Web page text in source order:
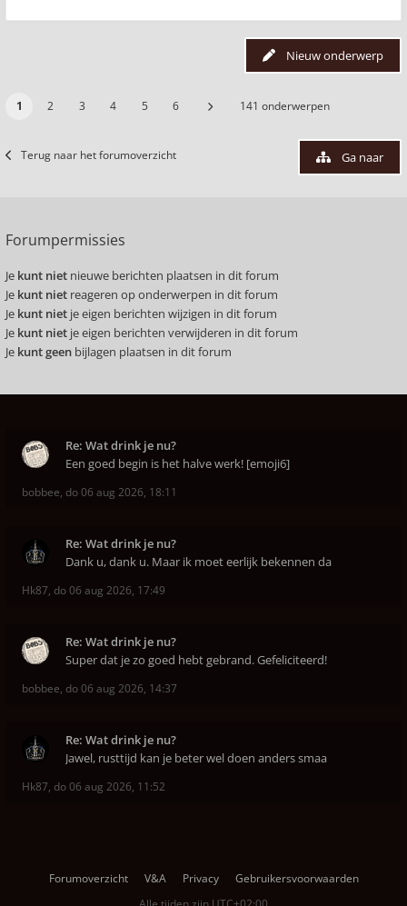
Nieuw onderwerp
1 2 3 4 5 6 141 onderwerpen
Terug naar het forumoverzicht Ga naar
Forumpermissies
Je kunt niet nieuwe berichten plaatsen in dit forum
Je kunt niet reageren op onderwerpen in dit forum
Je kunt niet je eigen berichten wijzigen in dit forum
Je kunt niet je eigen berichten verwijderen in dit forum
Je kunt geen bijlagen plaatsen in dit forum
Re: Wat drink je nu?
Een goed begin is het halve werk! [emoji6]
bobbee, do 06 aug 2026, 18:11
Re: Wat drink je nu?
Dank u, dank u. Maar ik moet eerlijk bekennen da
Hk87, do 06 aug 2026, 17:49
Re: Wat drink je nu?
Super dat je zo goed hebt gebrand. Gefeliciteerd!
bobbee, do 06 aug 2026, 14:37
Re: Wat drink je nu?
Jawel, rusttijd kan je beter wel doen anders smaa
Hk87, do 06 aug 2026, 11:52
Forumoverzicht V&A Privacy
Gebruikersvoorwaarden